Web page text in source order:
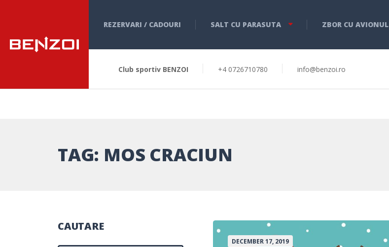
REZERVARI / CADOURI SALT CU PARASUTA ZBOR CU AVIONUL
Club sportiv BENZOI +4 0726710780 info@benzoi.ro
TAG: MOS CRACIUN
DECEMBER 17, 2019
CAUTARE